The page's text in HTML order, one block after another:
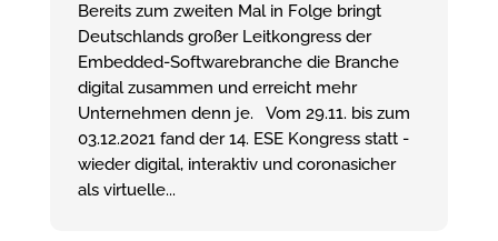
Bereits zum zweiten Mal in Folge bringt
Deutschlands großer Leitkongress der
Embedded-Softwarebranche die Branche
digital zusammen und erreicht mehr
Unternehmen denn je. Vom 29.11. bis zum
03.12.2021 fand der 14. ESE Kongress statt -
wieder digital, interaktiv und coronasicher
als virtuelle...